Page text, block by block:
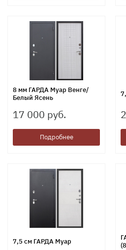
8 мм ГАРДА Муар Венге/
Белый Ясень
17 000 руб.
Подробнее
7,5 см ГАРДА Муар